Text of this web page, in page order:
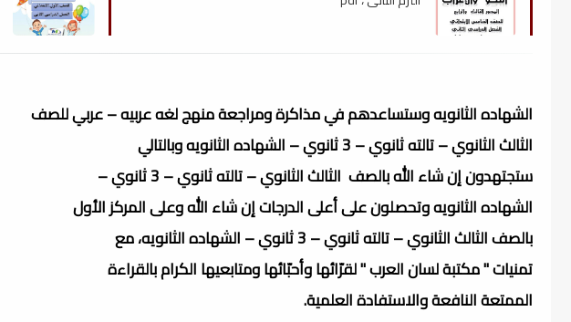
الشهاده الثانويه وستساعدهم في مذاكرة ومراجعة منهج لغه عربيه – عربي للصف
الثالث الثانوي – تالته ثانوي – 3 ثانوي – الشهاده الثانويه وبالتالي
ستجتهدون إن شاء الله بالصف الثالث الثانوي – تالته ثانوي – 3 ثانوي –
الشهاده الثانويه وتحصلون على أعلى الدرجات إن شاء الله وعلى المركز الأول
بالصف الثالث الثانوي – تالته ثانوي – 3 ثانوي – الشهاده الثانويه، مع
تمنيات " مكتبة لسان العرب " لقرّائها وأحبّائها ومتابعيها الكرام بالقراءة
الممتعة النافعة والاستفادة العلمية.